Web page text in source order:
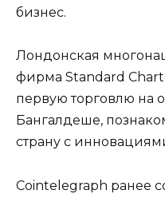
бизнес.
Лондонская
фирма Standard
первую торговлю на
Бангалдеше,
страну с
Cointelegraph ранее